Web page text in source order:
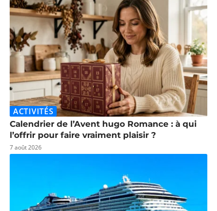
ACTIVITÉS
Calendrier de l’Avent hugo Romance : à qui
l’offrir pour faire vraiment plaisir ?
7 août 2026